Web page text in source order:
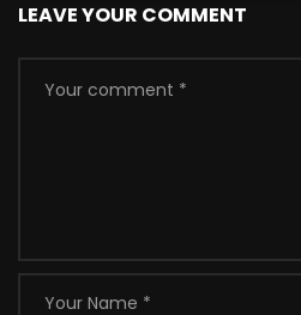
LEAVE YOUR COMMENT